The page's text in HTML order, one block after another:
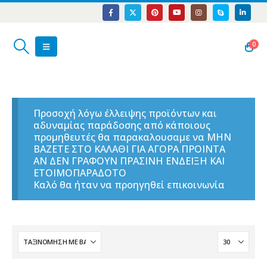
0
Προσοχή λόγω έλλειψης προϊόντων και
αδυναμίας παράδοσης από κάποιους
προμηθευτές θα παρακαλουσαμε να ΜΗΝ
ΒΑΖΕΤΕ ΣΤΟ ΚΑΛΑΘΙ ΓΙΑ ΑΓΟΡΑ ΠΡΟΙΝΤΑ
ΑΝ ΔΕΝ ΓΡΑΦΟΥΝ ΠΡΑΣΙΝΗ ΕΝΔΕΙΞΗ ΚΑΙ
ΕΤΟΙΜΟΠΑΡΑΔΟΤΟ
Καλό θα ήταν να προηγηθεί επικοινωνία